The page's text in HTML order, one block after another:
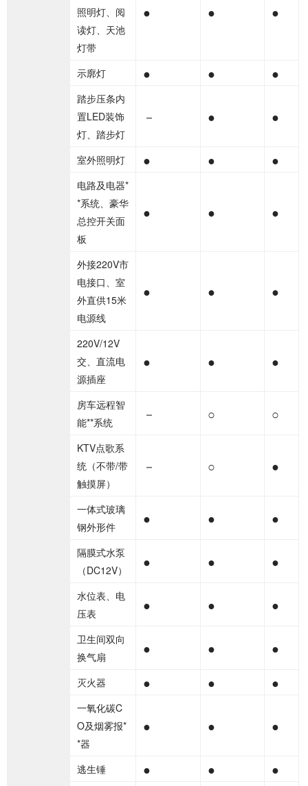
照明灯、阅
读灯、天池
灯带
● ● ●
示廓灯 ● ● ●
踏步压条内
置LED装饰
灯、踏步灯
－ ● ●
室外照明灯 ● ● ●
电路及电器*
*系统、豪华
总控开关面
板
● ● ●
外接220V市
电接口、室
外直供15米
电源线
● ● ●
220V/12V
交、直流电
源插座
● ● ●
房车远程智
能**系统
－ ○ ○
KTV点歌系
统（不带/带
触摸屏）
－ ○ ●
一体式玻璃
钢外形件
● ● ●
隔膜式水泵
（DC12V）
● ● ●
水位表、电
压表
● ● ●
卫生间双向
换气扇
● ● ●
灭火器 ● ● ●
一氧化碳C
O及烟雾报*
*器
● ● ●
逃生锤 ● ● ●